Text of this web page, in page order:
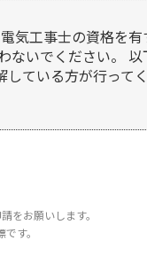
気工事士の資格を
ないでください。
ている方が行って
をお願いします。
す。